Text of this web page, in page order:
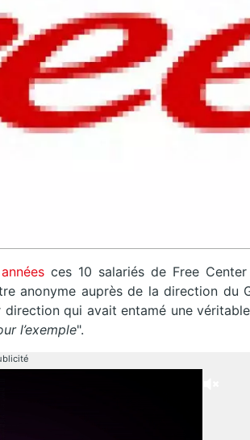
ces 10 salariés de Free
anonyme auprès de la direction du
qui avait entamé une
l’exemple".